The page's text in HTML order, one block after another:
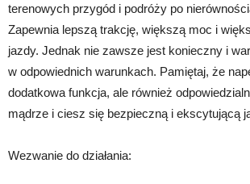
terenowych przygód i podróży po
Zapewnia lepszą trakcję, większą moc i
jazdy. Jednak nie zawsze jest konieczny i
w odpowiednich warunkach. Pamiętaj, że
dodatkowa funkcja, ale również
mądrze i ciesz się bezpieczną i ekscytującą
Wezwanie do działania: